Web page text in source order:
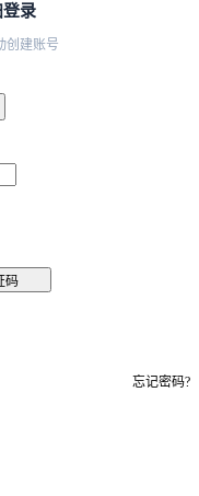
登录
创建账号
码
忘记密码?